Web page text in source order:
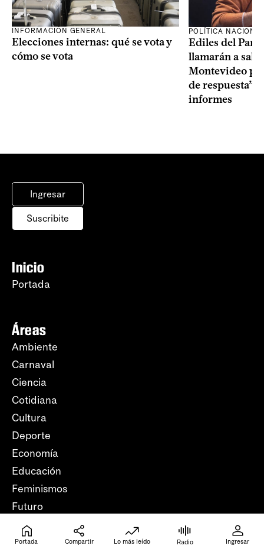
INFORMACIÓN GENERAL
Elecciones internas: qué se vota y
cómo se vota
POLÍTICA
Ediles del
llamarán a sala
Montevideo
de respuesta”
informes
Ingresar
Suscribite
Inicio
Portada
Áreas
Ambiente
Carnaval
Ciencia
Cotidiana
Cultura
Deporte
Economía
Educación
Feminismos
Futuro
Justicia
Libros
Portada Compartir Lo más leído Radio Ingresar